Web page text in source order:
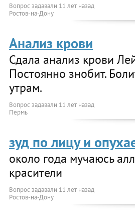
Вопрос задавали 11 лет назад
Ростов-на-Дону
Анализ крови
Сдала анализ крови
Постоянно знобит.
утрам.
Вопрос задавали 11 лет назад
Пермь
зуд по лицу и
около года мучаюсь
красители
Вопрос задавали 11 лет назад
Ростов-на-Дону